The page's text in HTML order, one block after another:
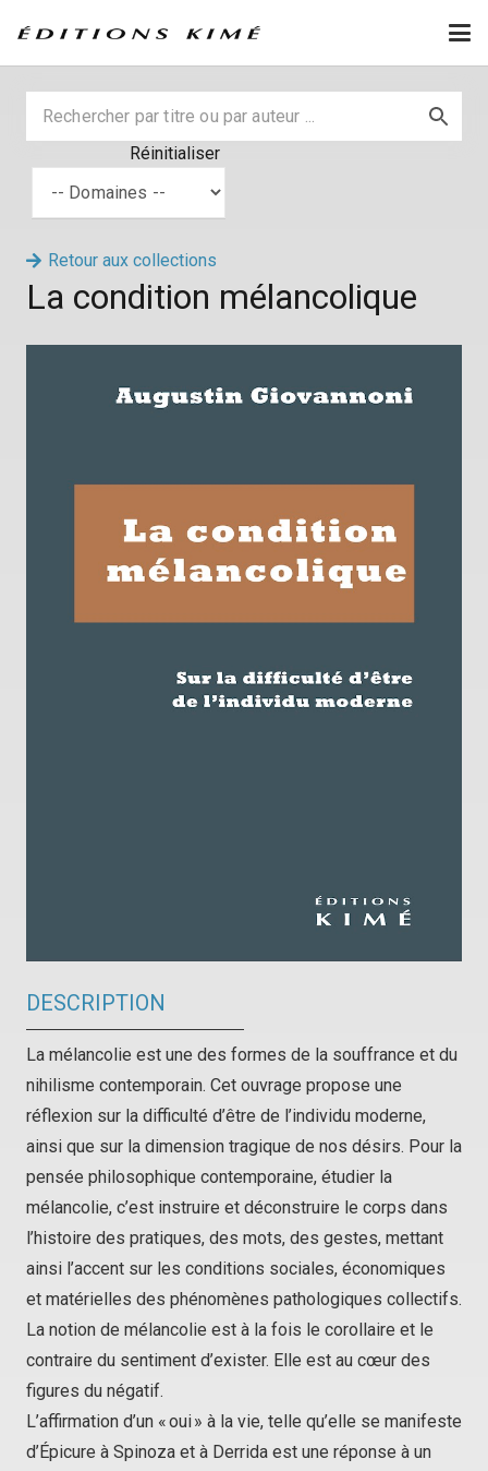
Réinitialiser
Retour aux collections
La condition mélancolique
DESCRIPTION
La mélancolie est une des formes de la souffrance et du
nihilisme contemporain. Cet ouvrage propose une
réflexion sur la difficulté d’être de l’individu moderne,
ainsi que sur la dimension tragique de nos désirs. Pour la
pensée philosophique contemporaine, étudier la
mélancolie, c’est instruire et déconstruire le corps dans
l’histoire des pratiques, des mots, des gestes, mettant
ainsi l’accent sur les conditions sociales, économiques
et matérielles des phénomènes pathologiques collectifs.
La notion de mélancolie est à la fois le corollaire et le
contraire du sentiment d’exister. Elle est au cœur des
figures du négatif.
L’affirmation d’un « oui » à la vie, telle qu’elle se manifeste
d’Épicure à Spinoza et à Derrida est une réponse à un